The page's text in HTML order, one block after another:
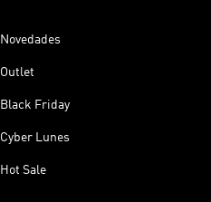
Novedades
Outlet
Black Friday
Cyber Lunes
Hot Sale